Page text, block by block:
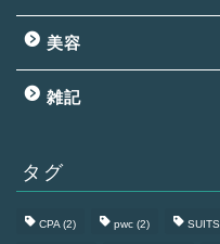
美容
雑記
タグ
CPA (2) pwc (2) SUITS